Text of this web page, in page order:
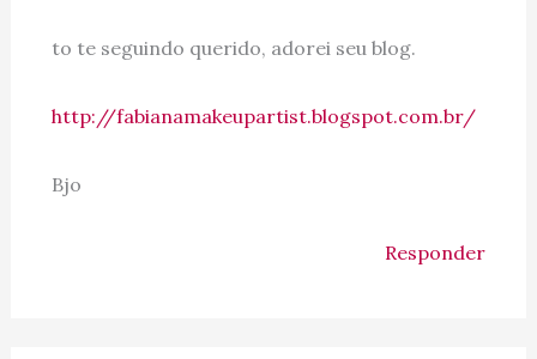
to te seguindo querido, adorei seu blog.
http://fabianamakeupartist.blogspot.com.br/
Bjo
Responder